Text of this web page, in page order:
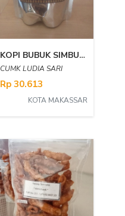
KOPI BUBUK SIMBUANG ASLI TORAJA
CUMK LUDIA SARI
Rp 30.613
KOTA MAKASSAR